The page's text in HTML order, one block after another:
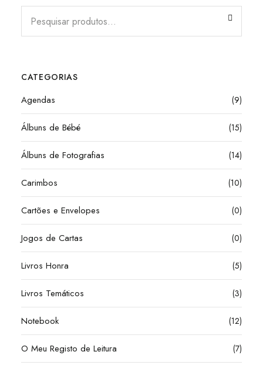
CATEGORIAS
Agendas (9)
Álbuns de Bébé (15)
Álbuns de Fotografias (14)
Carimbos (10)
Cartões e Envelopes (0)
Jogos de Cartas (0)
Livros Honra (5)
Livros Temáticos (3)
Notebook (12)
O Meu Registo de Leitura (7)